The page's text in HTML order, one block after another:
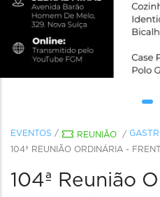
EVENTOS / REUNIÃO /
104ª REUNIÃO ORDINÁRIA -
104ª Reunião